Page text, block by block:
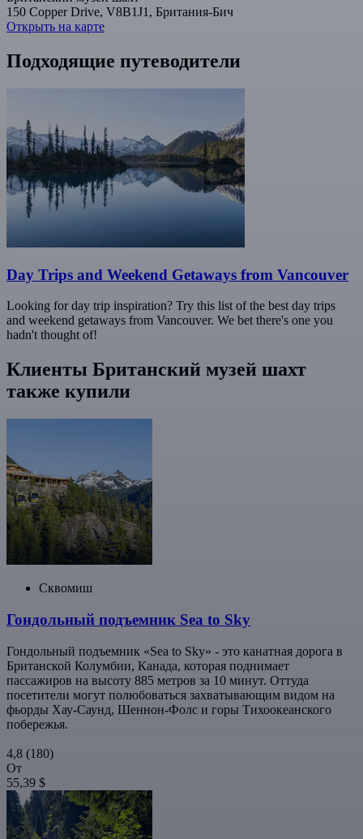
150 Copper Drive, V8B1J1, Британия-Бич
Открыть на карте
Подходящие путеводители
Day Trips and Weekend Getaways from Vancouver
Looking for day trip inspiration? Try this list of the best day trips
and weekend getaways from Vancouver. We bet there's one you
hadn't thought of!
Клиенты Британский музей шахт
также купили
Сквомиш
Гондольный подъемник Sea to Sky
Гондольный подъемник «Sea to Sky» - это канатная дорога в
Британской Колумбии, Канада, которая поднимает
пассажиров на высоту 885 метров за 10 минут. Оттуда
посетители могут полюбоваться захватывающим видом на
фьорды Хау-Саунд, Шеннон-Фолс и горы Тихоокеанского
побережья.
4,8 (180)
От
55,39 $